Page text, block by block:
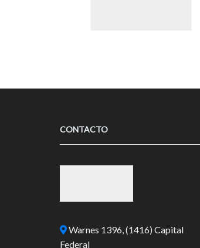
CONTACTO
Warnes 1396, (1416) Capital
Federal